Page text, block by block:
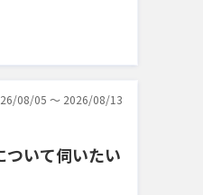
08/05 〜 2026/08/13
ついて伺いたい